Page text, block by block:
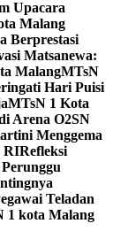
Upacara
Malang
Berprestasi
Matsanewa:
MalangMTsN
Hari Puisi
MTsN 1 Kota
Arena O2SN
Menggema
RIRefleksi
Teladan
1 kota Malang